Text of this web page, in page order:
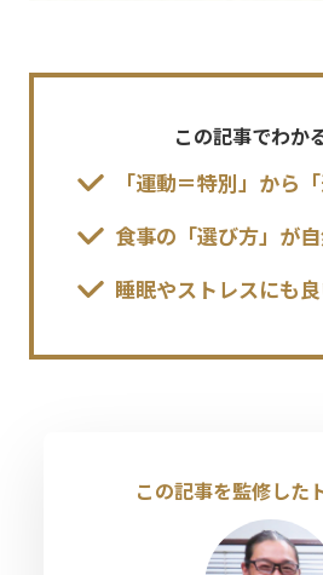
この記事でわか
「運動＝特別」から
食事の「選び方」が
睡眠やストレスにも
この記事を監修した